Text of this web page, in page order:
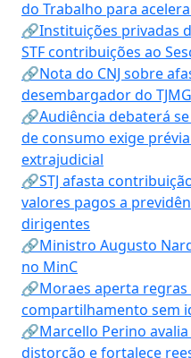
do Trabalho para
🔗Instituições privadas
STF contribuições ao
🔗Nota do CNJ sobre
desembargador do TJMG
🔗Audiência debaterá
de consumo exige
extrajudicial
🔗STJ afasta
valores pagos a
dirigentes
🔗Ministro Augusto
no MinC
🔗Moraes aperta regras
compartilhamento sem
🔗Marcello Perino
distorção e fortalece